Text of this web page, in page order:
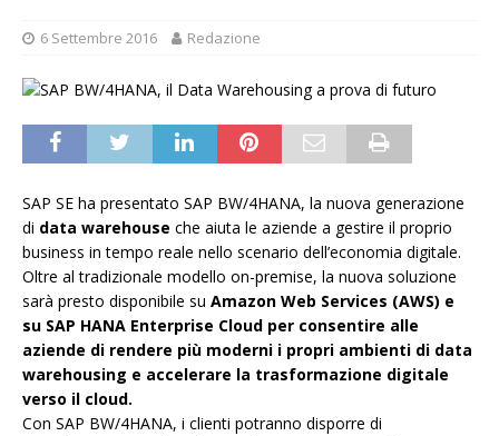
6 Settembre 2016 Redazione
SAP SE ha presentato SAP BW/4HANA, la nuova generazione
di data warehouse che aiuta le aziende a gestire il proprio
business in tempo reale nello scenario dell’economia digitale.
Oltre al tradizionale modello on-premise, la nuova soluzione
sarà presto disponibile su Amazon Web Services (AWS) e
su SAP HANA Enterprise Cloud per consentire alle
aziende di rendere più moderni i propri ambienti di data
warehousing e accelerare la trasformazione digitale
verso il cloud.
Con SAP BW/4HANA, i clienti potranno disporre di